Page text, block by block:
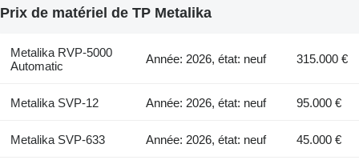
Prix de matériel de TP Metalika
Metalika RVP-5000
Automatic
Année: 2026, état: neuf 315.000 €
Metalika SVP-12 Année: 2026, état: neuf 95.000 €
Metalika SVP-633 Année: 2026, état: neuf 45.000 €